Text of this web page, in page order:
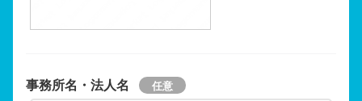
事務所名・法人名